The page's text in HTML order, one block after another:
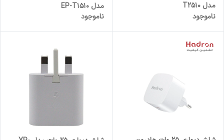
مدل T2510
ناموجود
مدل EP-T1510
ناموجود